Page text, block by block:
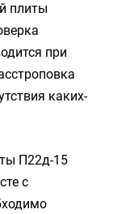
плиты
при
каких-
П22д-15
с